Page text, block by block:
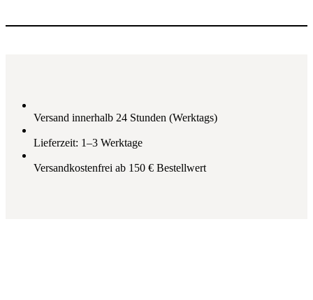
Versand innerhalb 24 Stunden (Werktags)
Lieferzeit: 1–3 Werktage
Versandkostenfrei ab 150 € Bestellwert